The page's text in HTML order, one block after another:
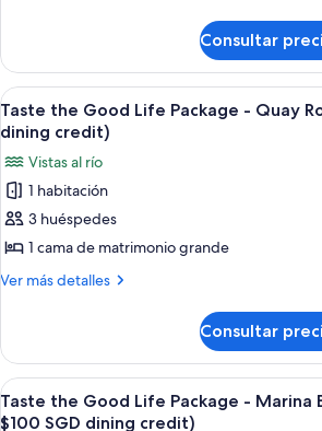
Esplanade
Room
(incl
$100
SGD
dining
credit)
the
Good
Life
Package
Esplanade
Room
(incl
$100
SGD
credit)
Consultar
Abrir
todas
fotos
de
Taste
the
Good
-
Quay
Room
(incl
7
Taste the Good Life Package - Quay
dining credit)
Vistas al río
1 habitación
3 huéspedes
1 cama de matrimonio grande
Ver más detalles
Más
the
Good
Life
Package
Consultar
Abrir
todas
8
Taste the Good Life Package - Marina
$100 SGD dining credit)